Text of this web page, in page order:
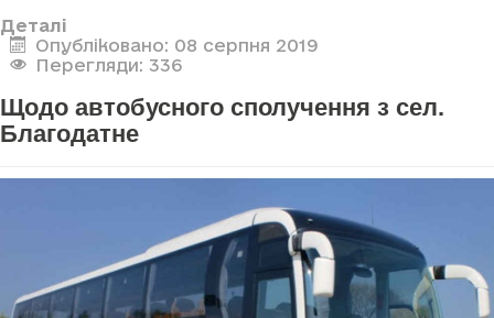
Деталі
Опубліковано: 08 серпня 2019
Перегляди: 336
Щодо автобусного сполучення з сел.
Благодатне